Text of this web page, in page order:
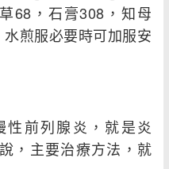
68，石膏308，知母
煎服必要時可加服安
前列腺炎，就是炎
，主要治療方法，就